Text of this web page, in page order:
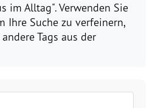
im Alltag". Verwenden Sie
Ihre Suche zu verfeinern,
Tags aus der